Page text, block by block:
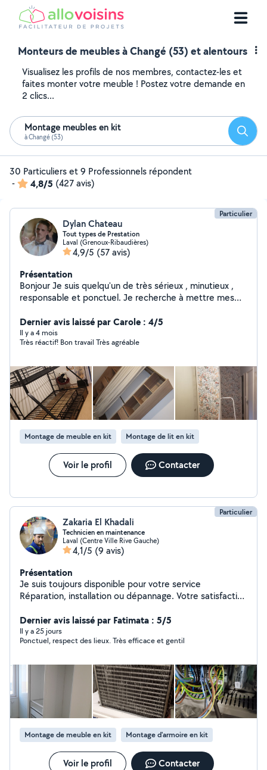
Monteurs de meubles à Changé (53) et alentours
Visualisez les profils de nos membres, contactez-les et
faites monter votre meuble ! Postez votre demande en
2 clics...
Montage meubles en kit
à Changé (53)
30 Particuliers et 9 Professionnels répondent
-
4,8/5 (427 avis)
Particulier
Dylan Chateau
Tout types de Prestation
Laval (Grenoux-Ribaudières)
4,9/5 (57 avis)
Présentation
Bonjour Je suis quelqu'un de très sérieux , minutieux ,
responsable et ponctuel. Je recherche à mettre mes
quelques prestation que je peu réaliser. N'hésitez pas à
me demander pour autre choses, si je suis dans la
capacité de vous aider je le ferais avec plaisir - Tondre,
de votre jardin occasionnel ou à l'année - Bricolage (
Peinture, tapisserie, montage de meuble , etc ) -
Manutention / Déménagement / Débarasser
encombrant déchetterie etc - Vidange voiture Bonne
journée , Bonne soirée ou Bon week end à vous
Dernier avis laissé par Carole : 4/5
Il y a 4 mois
Très réactif! Bon travail Très agréable
Montage de meuble en kit Montage de lit en kit
Voir le profil Contacter
Particulier
Zakaria El Khadali
Technicien en maintenance
Laval (Centre Ville Rive Gauche)
4,1/5 (9 avis)
Présentation
Je suis toujours disponible pour votre service
Réparation, installation ou dépannage. Votre satisfaction
Dernier avis laissé par Fatimata : 5/5
Il y a 25 jours
Ponctuel, respect des lieux. Très efficace et gentil
Montage de meuble en kit Montage d'armoire en kit
Voir le profil Contacter